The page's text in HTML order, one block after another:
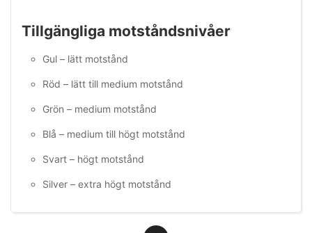
Tillgängliga motståndsnivåer
Gul – lätt motstånd
Röd – lätt till medium motstånd
Grön – medium motstånd
Blå – medium till högt motstånd
Svart – högt motstånd
Silver – extra högt motstånd